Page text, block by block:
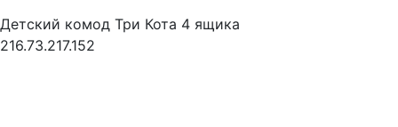
Детский комод Три Кота 4 ящика
216.73.217.152